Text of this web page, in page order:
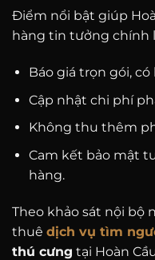
Điểm nổi bật giúp
hàng tin tưởng chính
Báo giá trọn gói,
Cập nhật chi phí
Không thu thêm
Cam kết bảo mật
hàng.
Theo khảo sát nội bộ
thuê dịch vụ tìm
thú cưng tại Hoàn